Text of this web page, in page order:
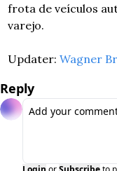
frota de veículos
varejo.
Updater: Wagner
Reply